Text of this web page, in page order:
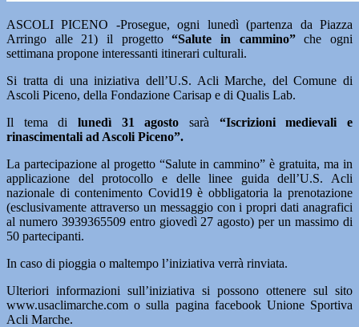
ASCOLI PICENO -Prosegue, ogni lunedì (partenza da Piazza
Arringo alle 21) il progetto“Salute in cammino”che ogni
settimana propone interessanti itinerari culturali.
Si tratta di una iniziativa dell’U.S. Acli Marche, del Comune di
Ascoli Piceno, della Fondazione Carisap e di Qualis Lab.
Il tema di lunedì 31 agosto sarà “Iscrizioni medievali e
rinascimentali ad Ascoli Piceno”.
La partecipazione al progetto “Salute in cammino” è gratuita, ma in
applicazione del protocollo e delle linee guida dell’U.S. Acli
nazionale di contenimento Covid19 è obbligatoria la prenotazione
(esclusivamente attraverso un messaggio con i propri dati anagrafici
al numero 3939365509 entro giovedì 27 agosto) per un massimo di
50 partecipanti.
In caso di pioggia o maltempo l’iniziativa verrà rinviata.
Ulteriori informazioni sull’iniziativa si possono ottenere sul sito
www.usaclimarche.com o sulla pagina facebook Unione Sportiva
Acli Marche.